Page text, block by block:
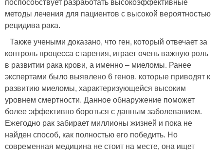
поспособствует разработать высокоэффективные
методы лечения для пациентов с высокой вероятностью
рецидива рака.
Также учеными доказано, что ген, который отвечает за
контроль процесса старения, играет очень важную роль
в развитии рака крови, а именно – миеломы. Ранее
экспертами было выявлено 6 генов, которые приводят к
развитию миеломы, характеризующейся высоким
уровнем смертности. Данное обнаружение поможет
более эффективно бороться с данным заболеванием.
Ежегодно рак забирает миллионы жизней и пока не
найден способ, как полностью его победить. Но
современная медицина не стоит на месте, она ищет